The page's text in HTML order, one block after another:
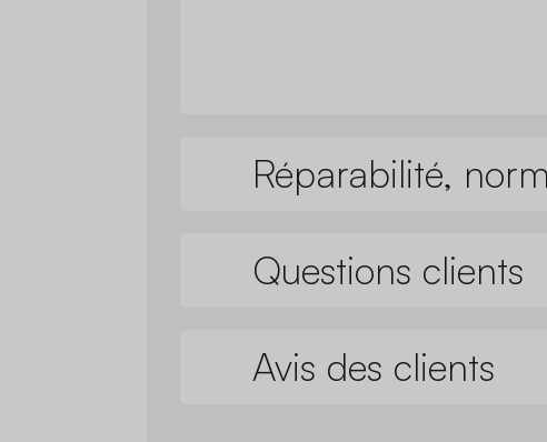
Réparabilité,
Questions clients
Avis des clients